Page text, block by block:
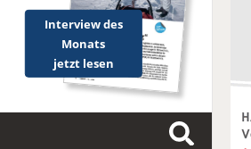
Interview des
Monats
jetzt lesen